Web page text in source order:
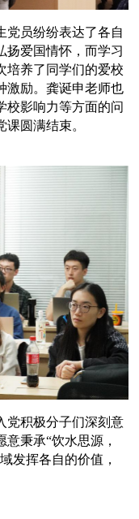
员纷纷表达了各自
扬爱国情怀，而学习
培养了同学们的爱校
激励。龚诞申老师也
校影响力等方面的问
圆满结束。
党积极分子们深刻意
意秉承“饮水思源，
发挥各自的价值，